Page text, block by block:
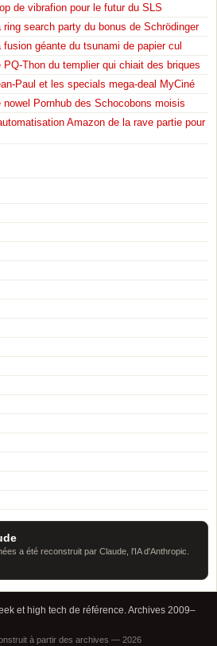
de vibrafion pour le futur du SLS
ring search party du bonus de Schrödinger
géante du tsunami de papier cul
PQ-Thon du templier qui chiait des briques
Paul et les specials mega-deal MyCiné
nowel Pornhub des Schocobons moisis
Amazon de la rave partie pour
a été reconstruit par Claude, l'IA d'Anthropic.
et high tech de référence. Archives 2009–
à partir des archives — 2026